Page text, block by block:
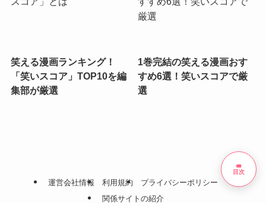
笑える漫画ランキング！
「笑いスコア」TOP10を編
集部が厳選
1巻完結の笑える漫画おす
すめ6選！笑いスコアで厳
選
運営会社情報 利用規約
プライバシーポリシー
関係サイトの紹介
list
目次